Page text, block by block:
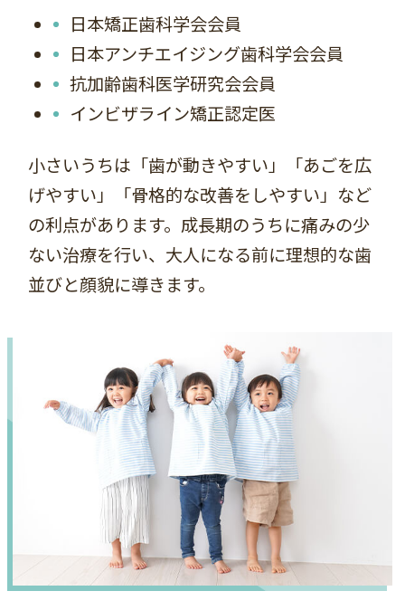
日本矯正歯科学会会員
日本アンチエイジング歯科学会会員
抗加齢歯科医学研究会会員
インビザライン矯正認定医
小さいうちは「歯が動きやすい」「あごを広
げやすい」「骨格的な改善をしやすい」など
の利点があります。成長期のうちに痛みの少
ない治療を行い、大人になる前に理想的な歯
並びと顔貌に導きます。